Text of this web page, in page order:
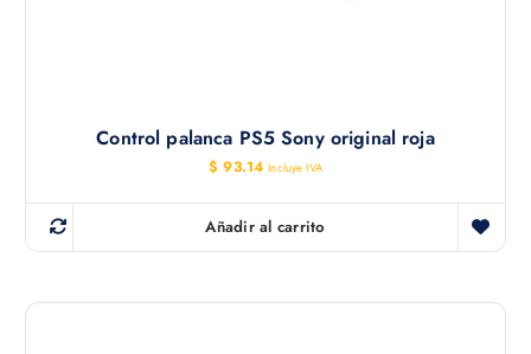
Control palanca PS5 Sony original roja
$ 93.14 Incluye IVA
Añadir al carrito